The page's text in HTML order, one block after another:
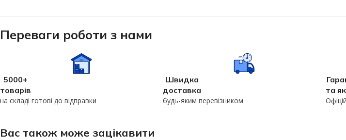
Переваги роботи з нами
5000+
товарів
на складі готові до відправки
Швидка
доставка
будь-яким перевізником
та
Вас також може зацікавити